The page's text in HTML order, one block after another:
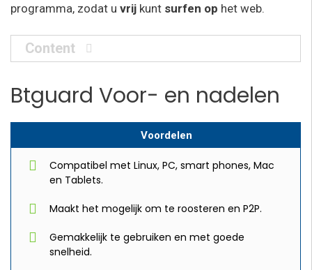
programma, zodat u vrij kunt surfen op het web.
Content
Btguard Voor- en nadelen
Voordelen
Compatibel met Linux, PC, smart phones, Mac
en Tablets.
Maakt het mogelijk om te roosteren en P2P.
Gemakkelijk te gebruiken en met goede
snelheid.